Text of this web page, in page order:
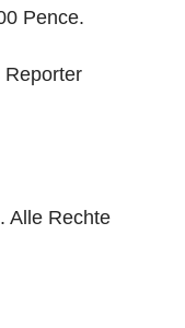
Pence.
Reporter
Alle Rechte